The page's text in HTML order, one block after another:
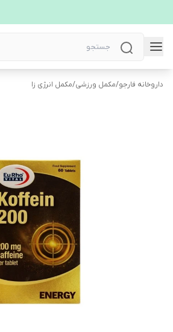
داروخانه فارجو/مکمل ورزشی/مکمل انرژی زا